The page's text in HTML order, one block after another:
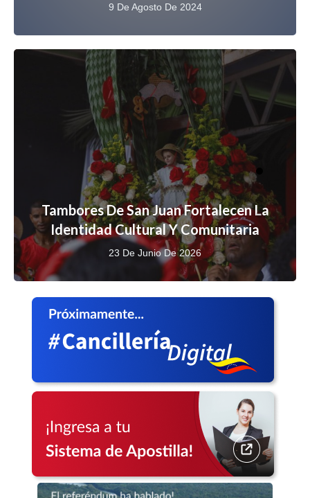
9 De Agosto De 2024
Tambores De San Juan Fortalecen La
Identidad Cultural Y Comunitaria
23 De Junio De 2026